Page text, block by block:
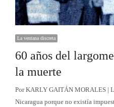
La ventana discreta
60 años del
la muerte
Por KARLY GAITÁN MORALES |
Nicaragua porque no existía